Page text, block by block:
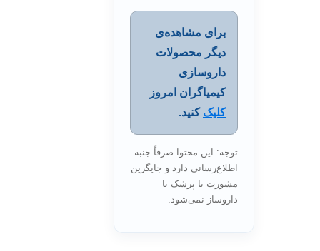
برای مشاهده‌ی
دیگر محصولات
داروسازی
کیمیاگران امروز
کلیک کنید.
توجه: این محتوا صرفاً جنبه
اطلاع‌رسانی دارد و جایگزین
مشورت با پزشک یا
داروساز نمی‌شود.